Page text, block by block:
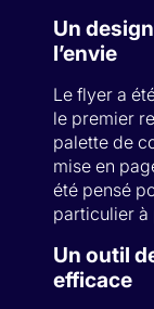
Un
l’envie
Le flyer a
le premier
palette de
mise en
été pensé
particulier à
Un outil
efficace